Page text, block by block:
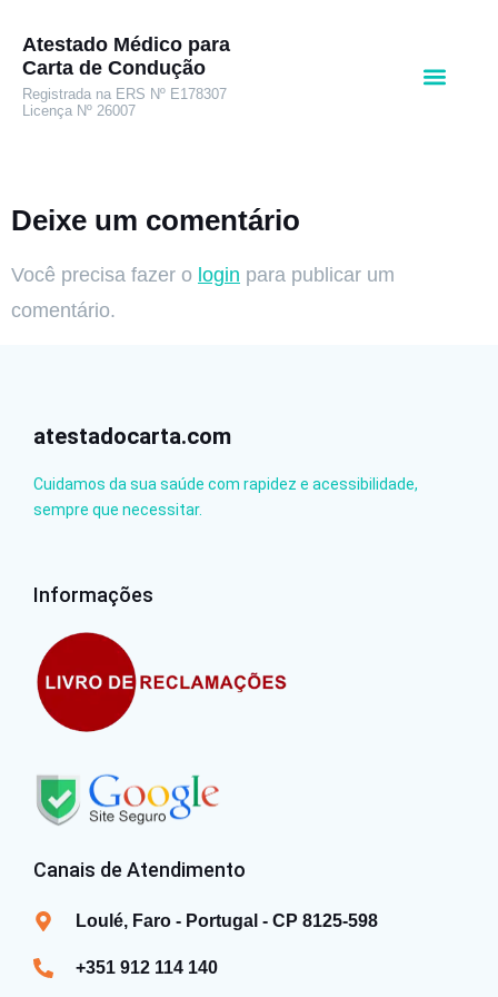
Atestado Médico para
Carta de Condução
Registrada na ERS Nº E178307
Licença Nº 26007
Deixe um comentário
Você precisa fazer o login para publicar um
comentário.
atestadocarta.com
Cuidamos da sua saúde com rapidez e acessibilidade,
sempre que necessitar.
Informações
Canais de Atendimento
Loulé, Faro - Portugal - CP 8125-598
+351 912 114 140